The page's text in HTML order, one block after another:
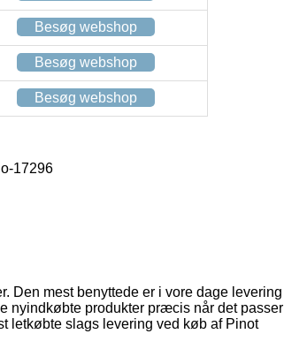
Besøg webshop
Besøg webshop
Besøg webshop
17296
Den mest benyttede er i vore dage levering
nyindkøbte produkter præcis når det passer
letkøbte slags levering ved køb af Pinot